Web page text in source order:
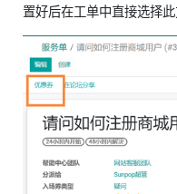
置好后在工单中直接选择此